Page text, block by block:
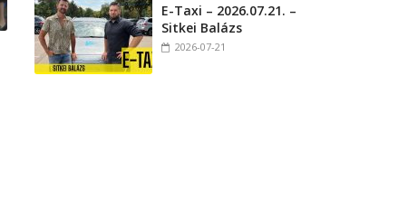
E-Taxi – 2026.07.21. –
Sitkei Balázs
2026-07-21